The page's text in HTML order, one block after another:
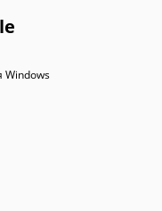
Windows